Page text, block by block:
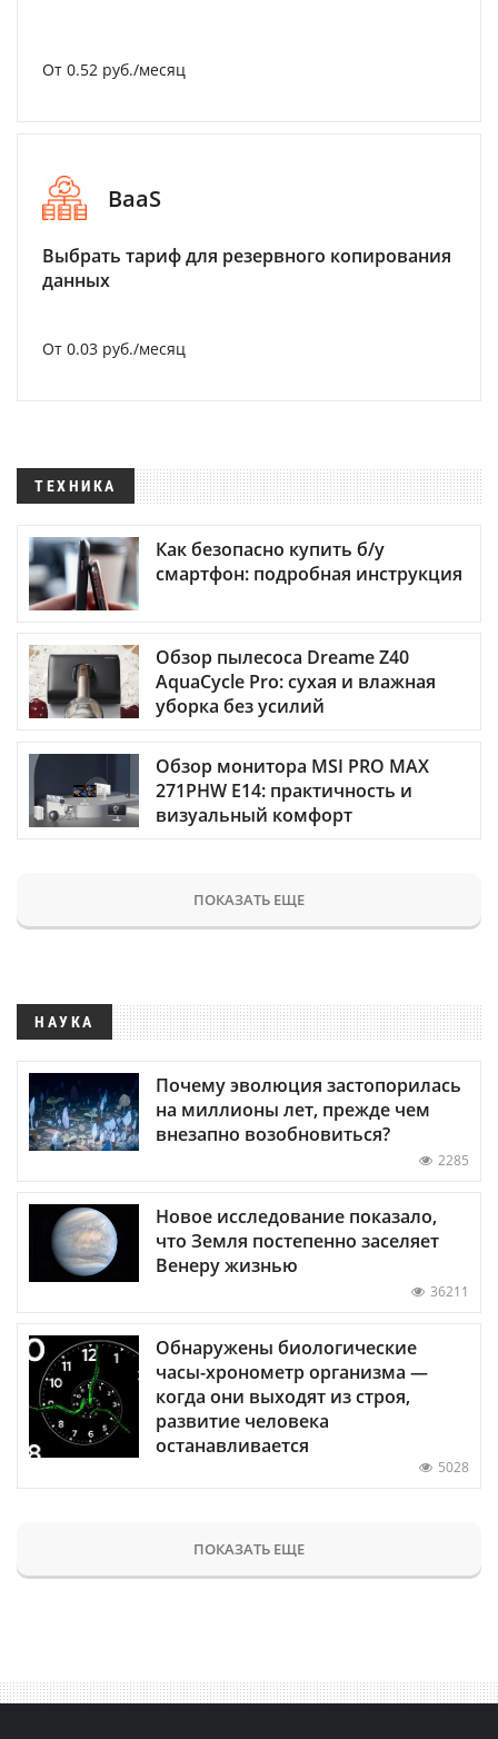
От 0.52 руб./месяц
BaaS
Выбрать тариф для резервного копирования
данных
От 0.03 руб./месяц
ТЕХНИКА
Как безопасно купить б/у
смартфон: подробная инструкция
Обзор пылесоса Dreame Z40
AquaCycle Pro: сухая и влажная
уборка без усилий
Обзор монитора MSI PRO MAX
271PHW E14: практичность и
визуальный комфорт
ПОКАЗАТЬ ЕЩЕ
НАУКА
Почему эволюция застопорилась
на миллионы лет, прежде чем
внезапно возобновиться?
2285
Новое исследование показало,
что Земля постепенно заселяет
Венеру жизнью
36211
Обнаружены биологические
часы-хронометр организма —
когда они выходят из строя,
развитие человека
останавливается
5028
ПОКАЗАТЬ ЕЩЕ